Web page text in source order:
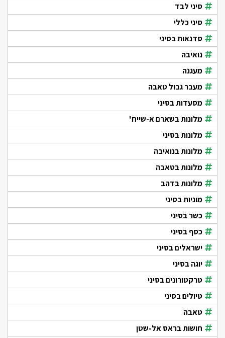
סיני לבד
סיני כללי
סדנאות בסיני
נואיבה
מעגנה
מעבר גבול טאבה
מסעדות בסיני
מלונות בשארם א-שייח'
מלונות בסיני
מלונות בנואיבה
מלונות בטאבה
מלונות בדהב
מוניות בסיני
כשר בסיני
כסף בסיני
ישראלים בסיני
יוגה בסיני
טרקטורונים בסיני
טיולים בסיני
טאבה
חושות בראס אל-שטן